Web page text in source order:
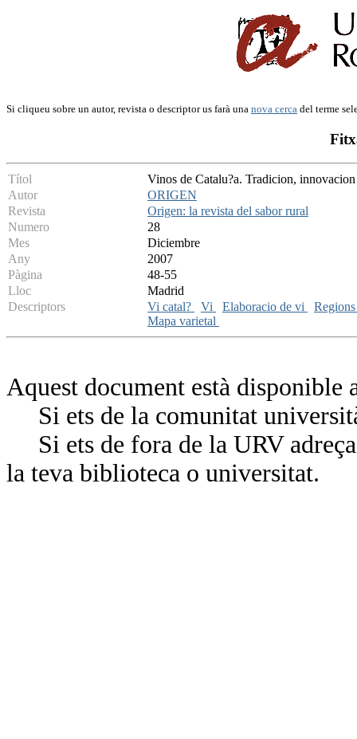
Si cliqueu sobre un autor, revista o descriptor us farà una nova cerca del terme
Títol
Vinos de Catalu?a. Tradicion,
Autor
ORIGEN
Revista
Origen: la revista del sabor rural
Numero
28
Mes
Diciembre
Any
2007
Pàgina
48-55
Lloc
Madrid
Descriptors
Vi catal? Vi Elaboracio de vi
Mapa varietal
Aquest document està
Si ets de la comunitat
Si ets de fora de la URV
la teva biblioteca o universitat.